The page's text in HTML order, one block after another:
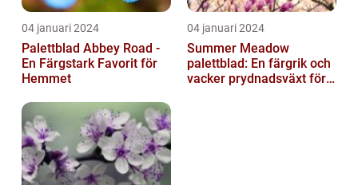
04 januari 2024
Palettblad Abbey Road -
En Färgstark Favorit för
Hemmet
04 januari 2024
Summer Meadow
palettblad: En färgrik och
vacker prydnadsväxt för